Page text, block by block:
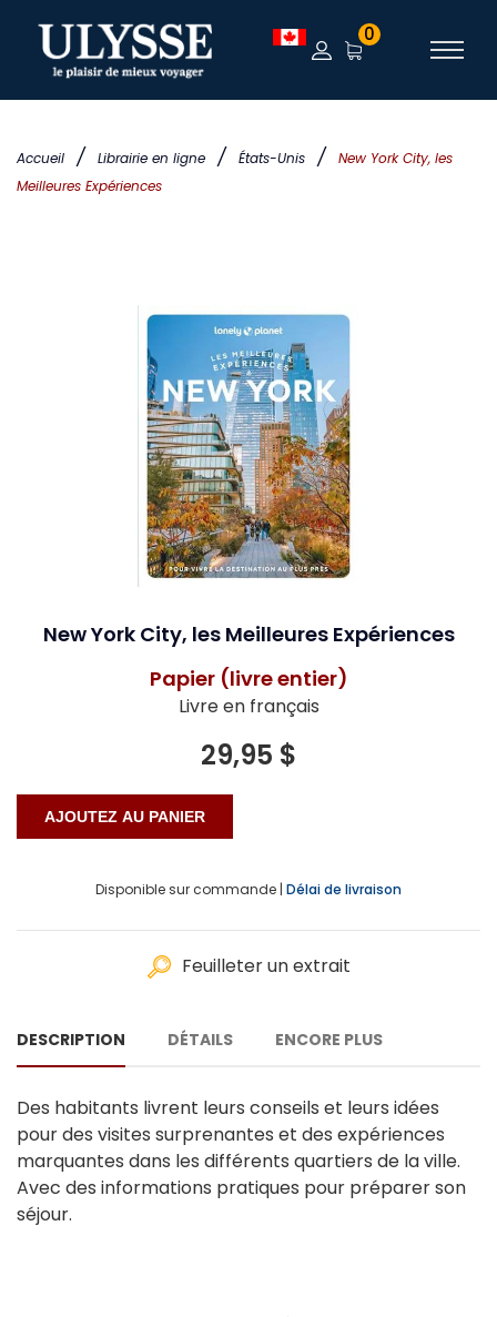
Accueil / Librairie en ligne / États-Unis /
New York City, les
Meilleures Expériences
0
New York City, les Meilleures Expériences
Papier (livre entier)
Livre en français
29,95 $
Disponible sur commande | Délai de livraison
Feuilleter un extrait
DESCRIPTION DÉTAILS ENCORE PLUS
Des habitants livrent leurs conseils et leurs idées
pour des visites surprenantes et des expériences
marquantes dans les différents quartiers de la ville.
Avec des informations pratiques pour préparer son
séjour.